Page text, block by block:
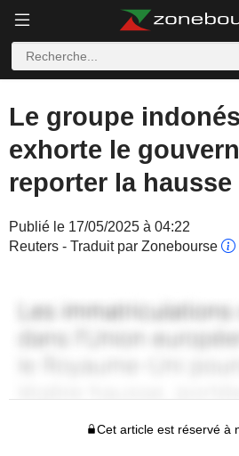
Le groupe
exhorte le
reporter la hausse
Publié le 17/05/2025 à 04:22
Reuters - Traduit par Zonebourse
Cet article est réservé à